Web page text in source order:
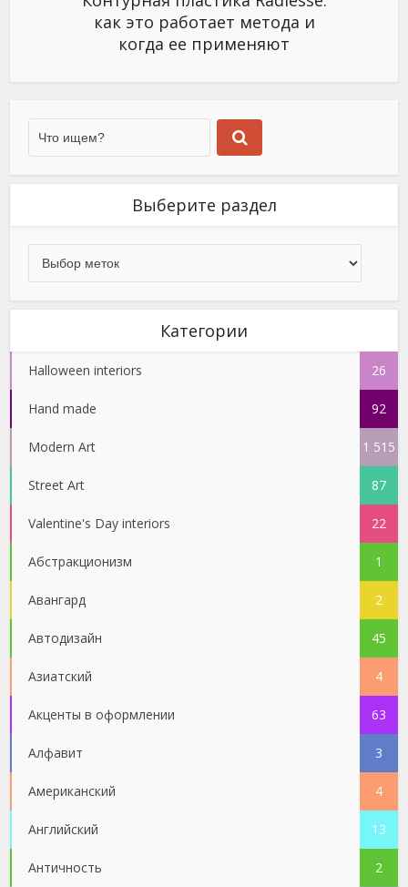
как это работает метода и
когда ее применяют
Выберите раздел
Категории
Halloween interiors 26
Hand made 92
Modern Art 1 515
Street Art 87
Valentine's Day interiors 22
Абстракционизм 1
Авангард 2
Автодизайн 45
Азиатский 4
Акценты в оформлении 63
Алфавит 3
Американский 4
Английский 13
Античность 2